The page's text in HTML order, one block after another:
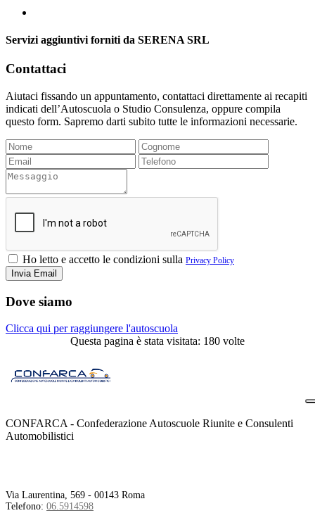
Servizi aggiuntivi forniti da SERENA SRL
Contattaci
Aiutaci fissando un appuntamento, contattaci direttamente ai recapiti
indicati dell’Autoscuola o Studio Consulenza, oppure compila
questo form. Sapremo darti subito tutte le informazioni necessarie.
Ho letto e accetto le condizioni sulla Privacy Policy
Dove siamo
Clicca qui per raggiungere l'autoscuola
Questa pagina è stata visitata: 180 volte
CONFARCA - Confederazione Autoscuole Riunite e Consulenti
Automobilistici
Via Laurentina, 569 - 00143 Roma
Telefono: 06.5914598